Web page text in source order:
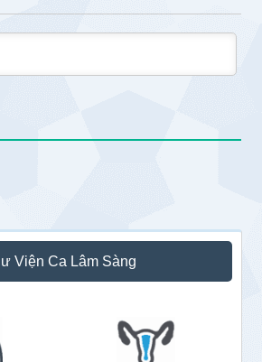
Viện Ca Lâm Sàng